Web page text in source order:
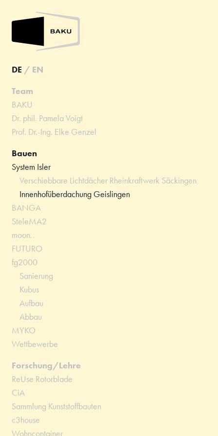
DE / EN
Team
BAKU
Dr. phil. Pamela Voigt
Prof. Dr.-Ing. Elke Genzel
Bauen
System Isler
Verschiebbare Lichtdächer Rheinkraftwerk Säckingen
Innenhofüberdachung Geislingen
BANGA
SteleMA2
moon.
FUTURO
fg2000
Sanierung
Kubus
Aufbau
Abbau
MYKO
Wettbewerbe
Forschung/Lehre
ReUse Rotorblade
CiA
Sammlung Kunststoffbauten
c3house
Wohncontainer